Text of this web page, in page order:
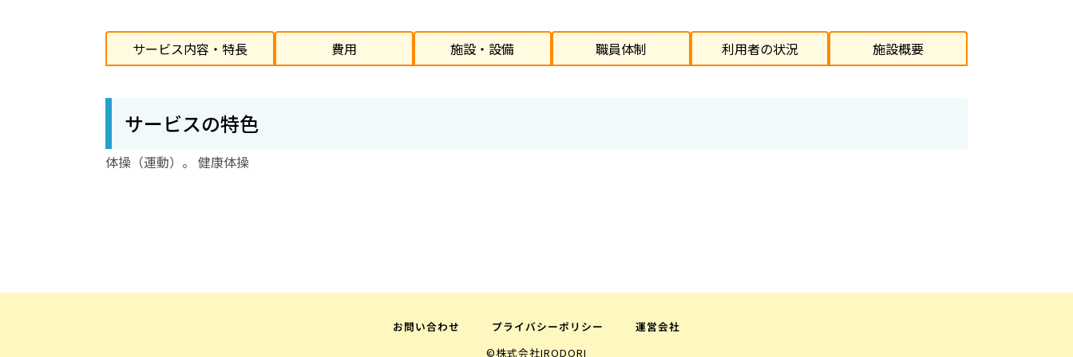
サービス内容・特長 費用 施設・設備 職員体制 利用者の状況 施設概要
サービスの特色
体操（運動）。 健康体操
お問い合わせ プライバシーポリシー
運営会社
©株式会社IRODORI